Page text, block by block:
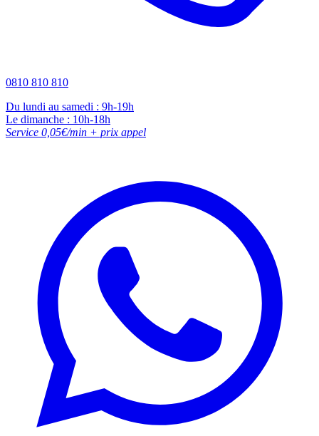
0810 810 810
Du lundi au samedi : 9h-19h
Le dimanche : 10h-18h
Service 0,05€/min + prix appel